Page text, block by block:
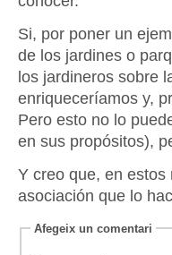
Si, por poner un
de los jardines o
los jardineros sobre
enriqueceríamos y,
Pero esto no lo
en sus propósitos),
Y creo que, en
asociación que lo
Afegeix un comentari